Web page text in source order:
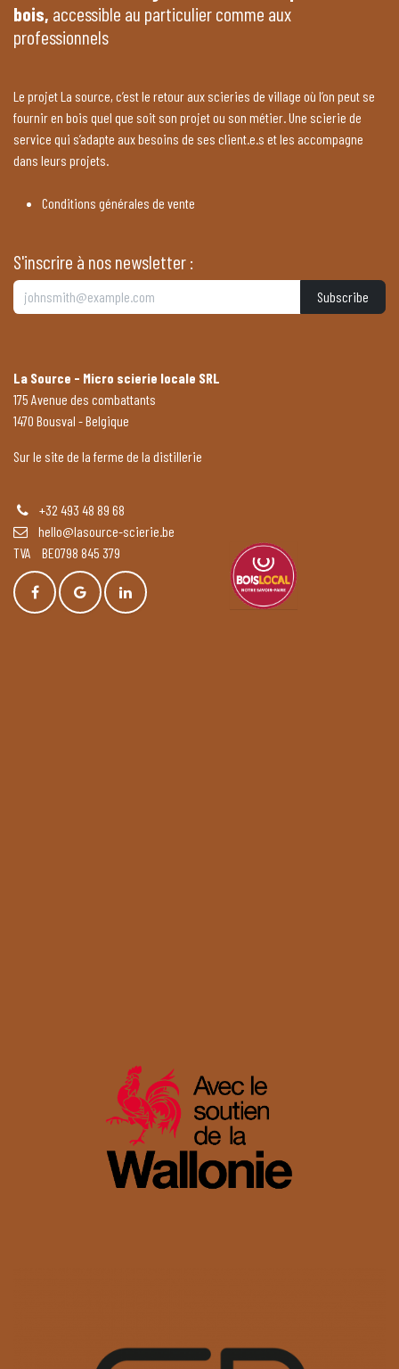
bois, accessible au particulier comme aux
professionnels
Le projet La source, c’est le retour aux scieries de village où l’on peut se
fournir en bois quel que soit son projet ou son métier. Une scierie de
service qui s’adapte aux besoins de ses client.e.s et les accompagne
dans leurs projets.
Conditions générales de vente
S'inscrire à nos newsletter :
Subscribe
La Source - Micro scierie locale SRL
175 Avenue des combattants
1470 Bousval - Belgique
Sur le site de la ferme de la distillerie
+32 493 48 89 68
hello@lasource-scierie.be
TVA BE0798 845 379